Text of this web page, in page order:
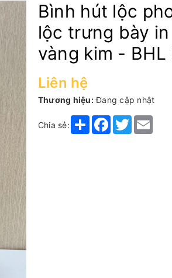
Bình hút lộc
lộc trưng bày
vàng kim - BHL
Liên hệ
Thương hiệu: Đang cập nhật
Chia sẻ: ShareFacebook
TwitterEmail